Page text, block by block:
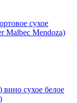
сухое
Malbec Mendoza)